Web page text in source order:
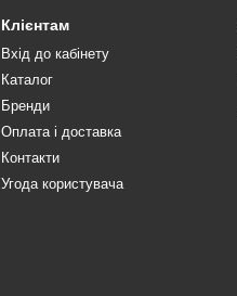
Клієнтам
Вхід до кабінету
Каталог
Бренди
Оплата і доставка
Контакти
Угода користувача